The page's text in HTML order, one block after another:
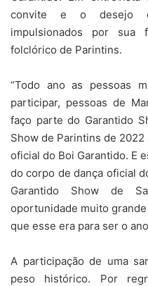
convite e o desejo
impulsionados por
folclórico de Parintins.
“Todo ano as pessoas
participar, pessoas de
faço parte do Garantido
Show de Parintins de
oficial do Boi Garantido. E
do corpo de dança oficial
Garantido Show de
oportunidade muito
que esse era para ser o
A participação de uma
peso histórico. Por